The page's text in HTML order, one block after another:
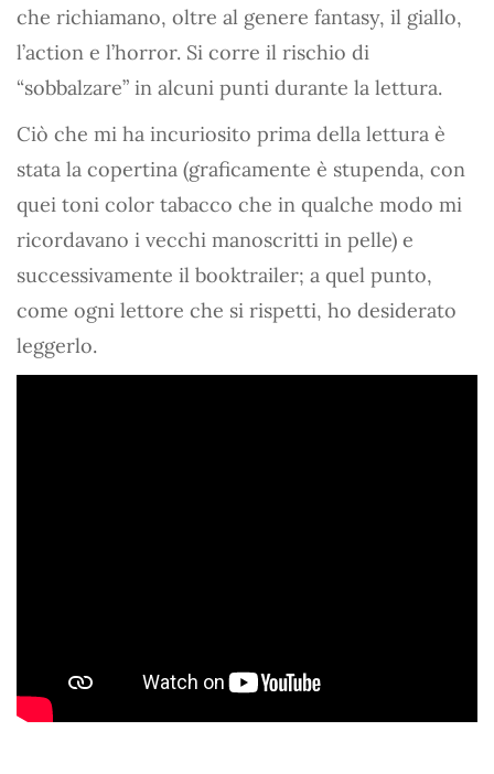
che richiamano, oltre al genere fantasy, il giallo,
l’action e l’horror. Si corre il rischio di
“sobbalzare” in alcuni punti durante la lettura.
Ciò che mi ha incuriosito prima della lettura è
stata la copertina (graficamente è stupenda, con
quei toni color tabacco che in qualche modo mi
ricordavano i vecchi manoscritti in pelle) e
successivamente il booktrailer; a quel punto,
come ogni lettore che si rispetti, ho desiderato
leggerlo.